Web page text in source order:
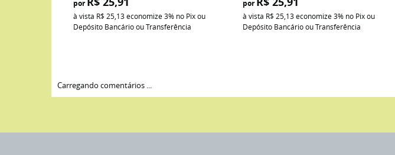
por
à vista R$ 25,13economize3% no Pix ou
Depósito Bancário ou Transferência
por
à vista R$ 25,13economize3% no Pix ou
Depósito Bancário ou Transferência
Carregando comentários ...